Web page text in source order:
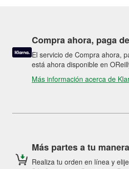
Compra ahora, paga
El servicio de Compra ahora,
está ahora disponible en
Más información acerca de
Más partes a tu manera
Realiza tu orden en línea y